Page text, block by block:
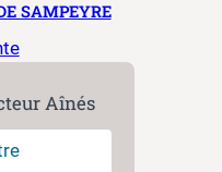
SAMPEYRE
Aînés